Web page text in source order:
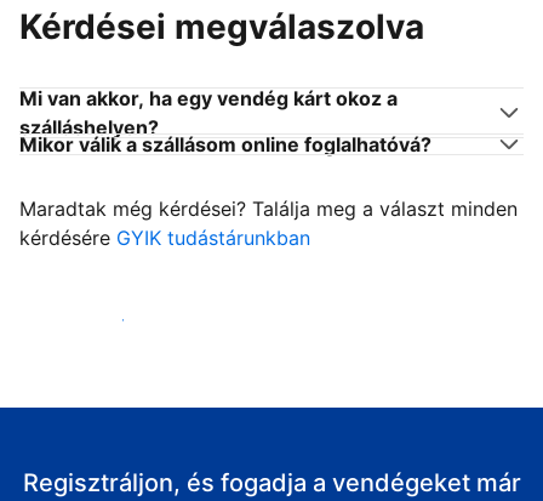
Kérdései megválaszolva
Mi van akkor, ha egy vendég kárt okoz a
szálláshelyen?
Mikor válik a szállásom online foglalhatóvá?
Maradtak még kérdései? Találja meg a választ minden
kérdésére GYIK tudástárunkban
Fogadja vendégeit
Regisztráljon, és fogadja a vendégeket már